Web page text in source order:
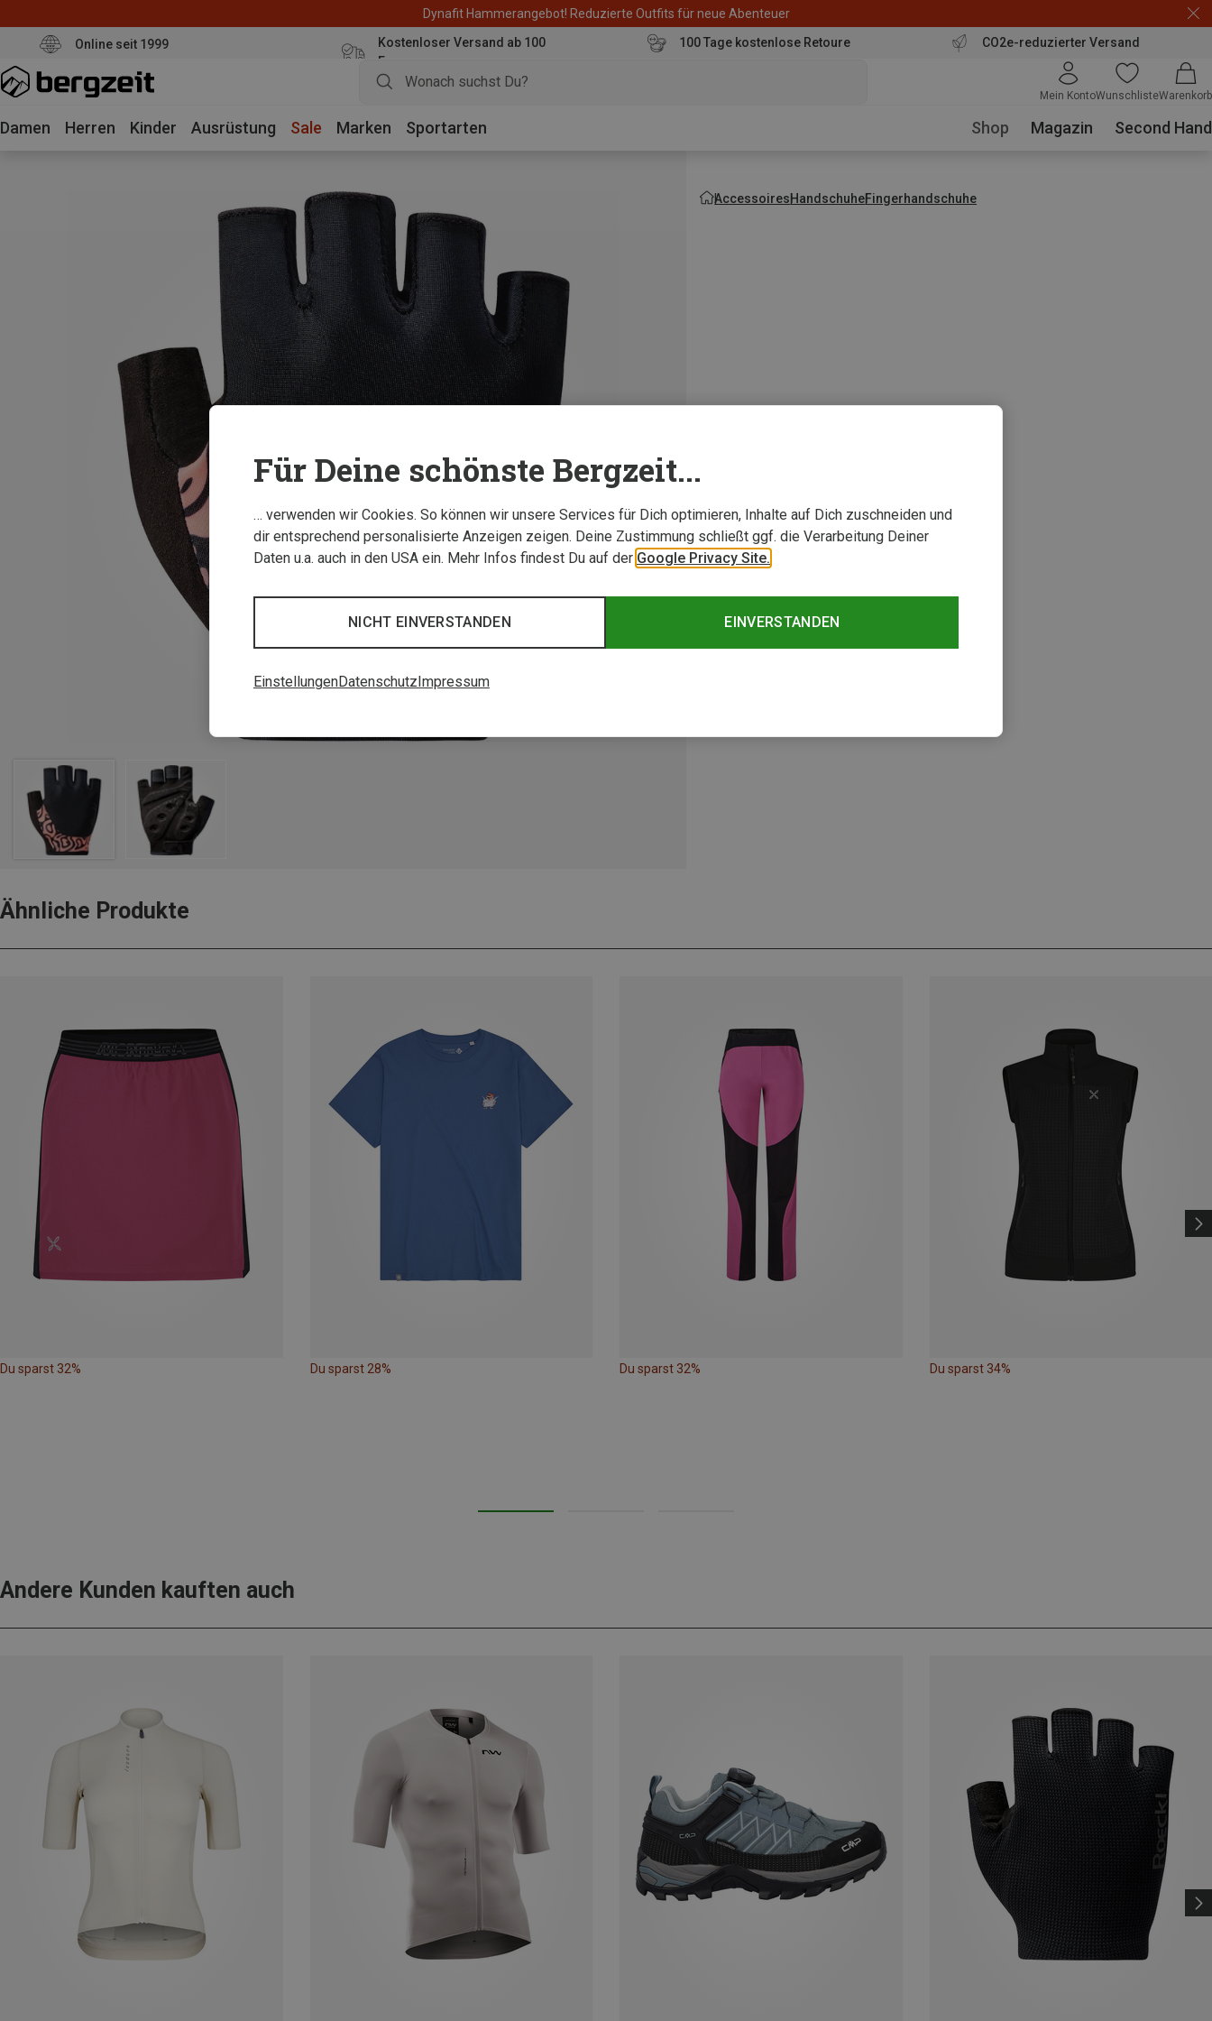
Dynafit Hammerangebot! Reduzierte Outfits für neue Abenteuer
Online seit 1999
Kostenloser Versand ab 100
Euro
100 Tage kostenlose Retoure CO2e-reduzierter Versand
Mein KontoWunschlisteWarenkorb
Damen Herren Kinder Ausrüstung Sale Marken Sportarten Shop Magazin Second Hand
AccessoiresHandschuheFingerhandschuhe
Ähnliche Produkte
Du sparst 32% Du sparst 28% Du sparst 32% Du sparst 34%
Andere Kunden kauften auch
Für Deine schönste Bergzeit...
… verwenden wir Cookies. So können wir unsere Services für Dich optimieren, Inhalte auf Dich zuschneiden und
dir entsprechend personalisierte Anzeigen zeigen. Deine Zustimmung schließt ggf. die Verarbeitung Deiner
Daten u.a. auch in den USA ein. Mehr Infos findest Du auf der Google Privacy Site.
EINVERSTANDEN
NICHT EINVERSTANDEN
EinstellungenDatenschutzImpressum